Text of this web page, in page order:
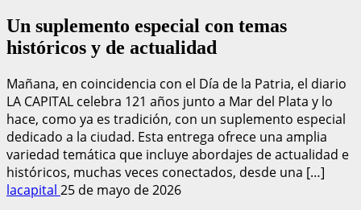
Un suplemento especial con temas
históricos y de actualidad
Mañana, en coincidencia con el Día de la Patria, el diario
LA CAPITAL celebra 121 años junto a Mar del Plata y lo
hace, como ya es tradición, con un suplemento especial
dedicado a la ciudad. Esta entrega ofrece una amplia
variedad temática que incluye abordajes de actualidad e
históricos, muchas veces conectados, desde una […]
lacapital 25 de mayo de 2026